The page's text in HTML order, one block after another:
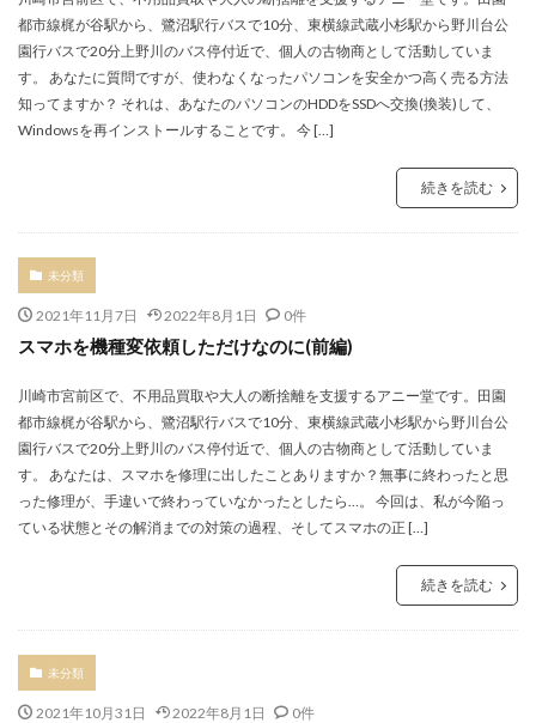
都市線梶が谷駅から、鷺沼駅行バスで10分、東横線武蔵小杉駅から野川台公
園行バスで20分上野川のバス停付近で、個人の古物商として活動していま
す。 あなたに質問ですが、使わなくなったパソコンを安全かつ高く売る方法
知ってますか？ それは、あなたのパソコンのHDDをSSDへ交換(換装)して、
Windowsを再インストールすることです。 今 […]
続きを読む
未分類
2021年11月7日 2022年8月1日 0件
スマホを機種変依頼しただけなのに(前編)
川崎市宮前区で、不用品買取や大人の断捨離を支援するアニー堂です。田園
都市線梶が谷駅から、鷺沼駅行バスで10分、東横線武蔵小杉駅から野川台公
園行バスで20分上野川のバス停付近で、個人の古物商として活動していま
す。 あなたは、スマホを修理に出したことありますか？無事に終わったと思
った修理が、手違いで終わっていなかったとしたら…。 今回は、私が今陥っ
ている状態とその解消までの対策の過程、そしてスマホの正 […]
続きを読む
未分類
2021年10月31日 2022年8月1日 0件